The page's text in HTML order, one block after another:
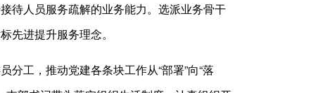
待人员服务疏解的业务能力。选派业务骨干
先进提升服务理念。
工，推动党建各条块工作从“部署”向“落